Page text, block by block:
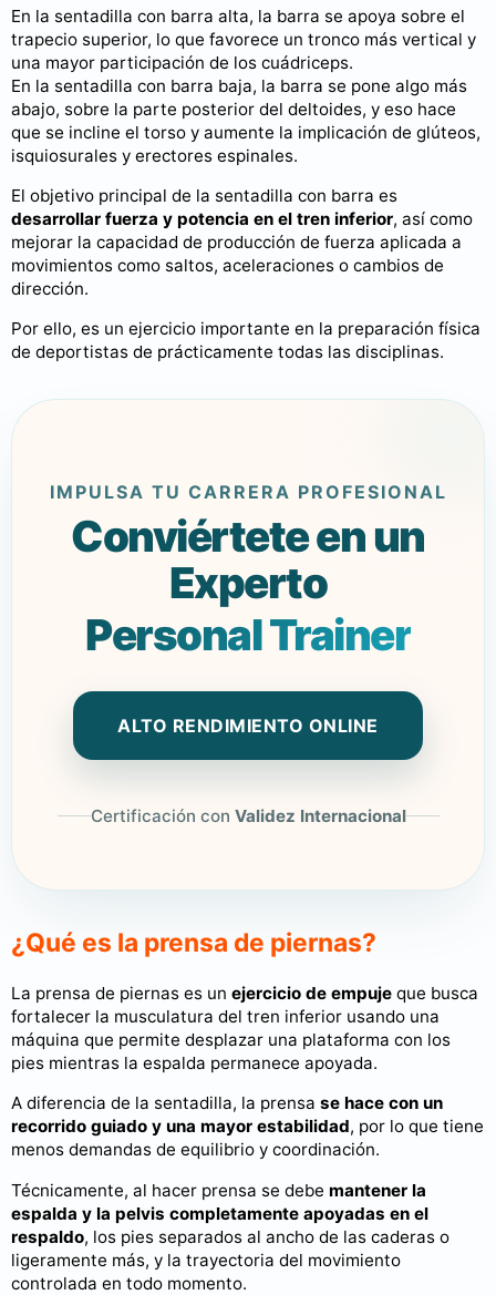
En la sentadilla con barra alta, la barra se apoya sobre el
trapecio superior, lo que favorece un tronco más vertical y
una mayor participación de los cuádriceps.
En la sentadilla con barra baja, la barra se pone algo más
abajo, sobre la parte posterior del deltoides, y eso hace
que se incline el torso y aumente la implicación de glúteos,
isquiosurales y erectores espinales.
El objetivo principal de la sentadilla con barra es
desarrollar fuerza y potencia en el tren inferior, así como
mejorar la capacidad de producción de fuerza aplicada a
movimientos como saltos, aceleraciones o cambios de
dirección.
Por ello, es un ejercicio importante en la preparación física
de deportistas de prácticamente todas las disciplinas.
IMPULSA TU CARRERA PROFESIONAL
Conviértete en un
Experto
Personal Trainer
ALTO RENDIMIENTO ONLINE
Certificación con Validez Internacional
¿Qué es la prensa de piernas?
La prensa de piernas es un ejercicio de empuje que busca
fortalecer la musculatura del tren inferior usando una
máquina que permite desplazar una plataforma con los
pies mientras la espalda permanece apoyada.
A diferencia de la sentadilla, la prensa se hace con un
recorrido guiado y una mayor estabilidad, por lo que tiene
menos demandas de equilibrio y coordinación.
Técnicamente, al hacer prensa se debe mantener la
espalda y la pelvis completamente apoyadas en el
respaldo, los pies separados al ancho de las caderas o
ligeramente más, y la trayectoria del movimiento
controlada en todo momento.